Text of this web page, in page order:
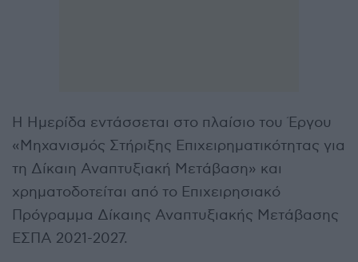
Η Ημερίδα εντάσσεται στο πλαίσιο του Έργου
«Μηχανισμός Στήριξης Επιχειρηματικότητας για
τη Δίκαιη Αναπτυξιακή Μετάβαση» και
χρηματοδοτείται από το Επιχειρησιακό
Πρόγραμμα Δίκαιης Αναπτυξιακής Μετάβασης
ΕΣΠΑ 2021-2027.